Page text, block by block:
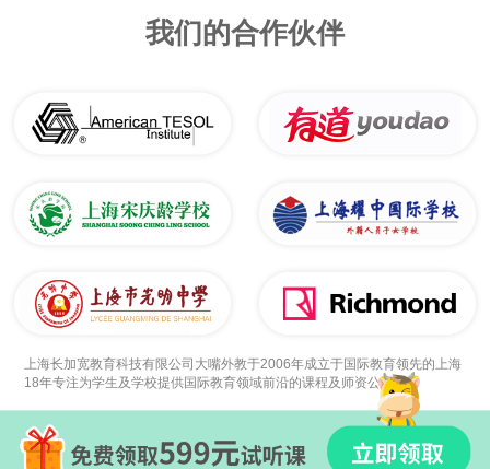
我们的合作伙伴
上海长加宽教育科技有限公司大嘴外教于2006年成立于国际教育领先的上海
18年专注为学生及学校提供国际教育领域前沿的课程及师资公司。